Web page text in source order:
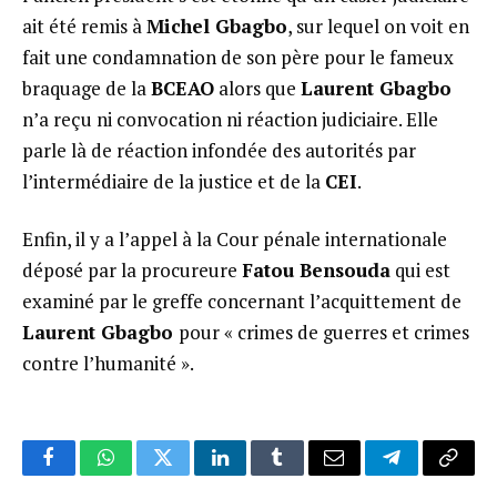
ait été remis àMichel Gbagbo, sur lequel on voit en
fait une condamnation de son père pour le fameux
braquage de laBCEAO alors que Laurent Gbagbo
n’a reçu ni convocation ni réaction judiciaire. Elle
parle là de réaction infondée des autorités par
l’intermédiaire de la justice et de la CEI.
Enfin, il y a l’appel à la Cour pénale internationale
déposé par la procureure Fatou Bensouda qui est
examiné par le greffe concernant l’acquittement de
Laurent Gbagbo pour « crimes de guerres et crimes
contre l’humanité ».
FacebookWhatsAppTwitterLinkedInTumblrEmail TelegramCopy